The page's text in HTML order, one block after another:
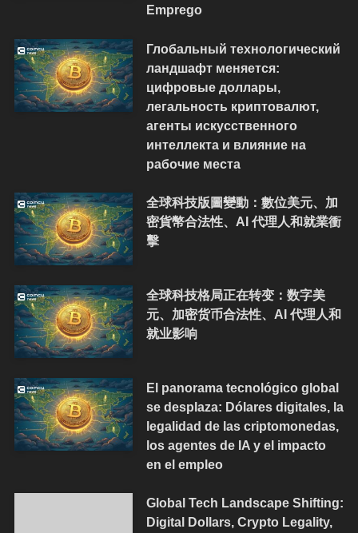
Emprego
Глобальный технологический
ландшафт меняется:
цифровые доллары,
легальность криптовалют,
агенты искусственного
интеллекта и влияние на
рабочие места
全球科技版圖變動：數位美元、加
密貨幣合法性、AI 代理人和就業衝
擊
全球科技格局正在转变：数字美
元、加密货币合法性、AI 代理人和
就业影响
El panorama tecnológico global
se desplaza: Dólares digitales, la
legalidad de las criptomonedas,
los agentes de IA y el impacto
en el empleo
Global Tech Landscape Shifting:
Digital Dollars, Crypto Legality,